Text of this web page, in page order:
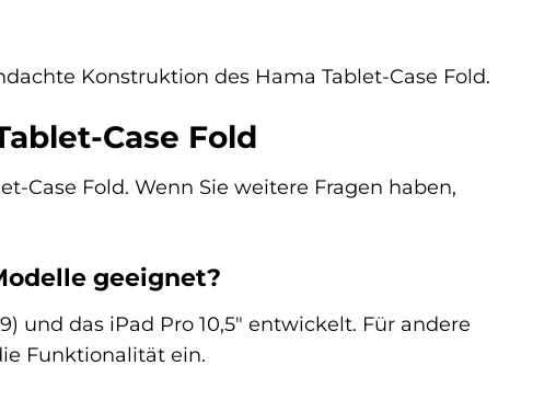
Konstruktion des Hama Tablet-Case Fold.
Case Fold
Case Fold. Wenn Sie weitere Fragen haben,
geeignet?
und das iPad Pro 10,5″ entwickelt. Für andere
Funktionalität ein.